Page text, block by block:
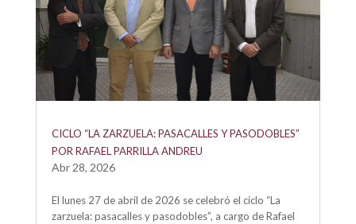
CICLO “LA ZARZUELA: PASACALLES Y PASODOBLES”
POR RAFAEL PARRILLA ANDREU
Abr 28, 2026
El lunes 27 de abril de 2026 se celebró el ciclo “La
zarzuela: pasacalles y pasodobles”, a cargo de Rafael